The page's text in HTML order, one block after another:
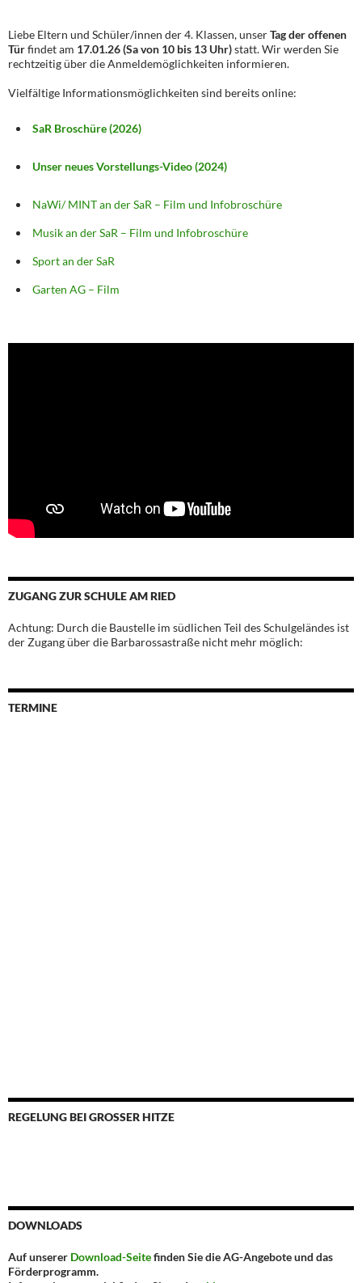
Liebe Eltern und Schüler/innen der 4. Klassen, unserTag der offenen
Türfindet am 17.01.26 (Sa von 10 bis 13 Uhr)statt. Wir werden Sie
rechtzeitig über die Anmeldemöglichkeiten informieren.
Vielfältige Informationsmöglichkeiten sind bereits online:
SaR Broschüre (2026)
Unser neues Vorstellungs-Video (2024)
NaWi/ MINT an der SaR – Film und Infobroschüre
Musik an der SaR – Film und Infobroschüre
Sport an der SaR
Garten AG – Film
ZUGANG ZUR SCHULE AM RIED
Achtung: Durch die Baustelle im südlichen Teil des Schulgeländes ist
der Zugang über die Barbarossastraße nicht mehr möglich:
TERMINE
REGELUNG BEI GROSSER HITZE
DOWNLOADS
Auf unserer Download-Seitefinden Sie die AG-Angebote und das
Förderprogramm.